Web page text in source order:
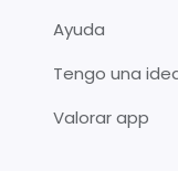
Ayuda
Tengo una
Valorar app